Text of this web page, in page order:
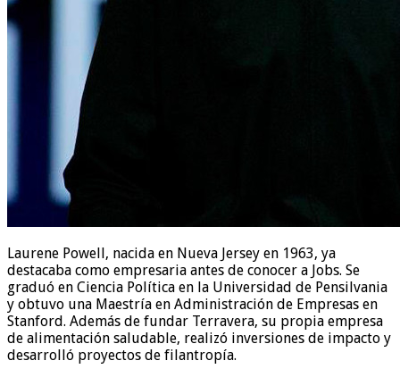
Laurene Powell, nacida en Nueva Jersey en 1963, ya
destacaba como empresaria antes de conocer a Jobs. Se
graduó en Ciencia Política en la Universidad de Pensilvania
y obtuvo una Maestría en Administración de Empresas en
Stanford. Además de fundar Terravera, su propia empresa
de alimentación saludable, realizó inversiones de impacto y
desarrolló proyectos de filantropía.